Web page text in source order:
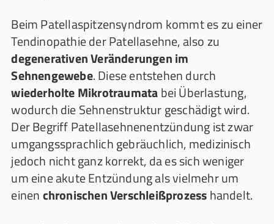
Beim Patellaspitzensyndrom kommt es zu einer
Tendinopathie der Patellasehne, also zu
degenerativen Veränderungen im
Sehnengewebe. Diese entstehen durch
wiederholte Mikrotraumatabei Überlastung,
wodurch die Sehnenstruktur geschädigt wird.
Der Begriff Patellasehnenentzündung ist zwar
umgangssprachlich gebräuchlich, medizinisch
jedoch nicht ganz korrekt, da es sich weniger
um eine akute Entzündung als vielmehr um
einenchronischen Verschleißprozesshandelt.